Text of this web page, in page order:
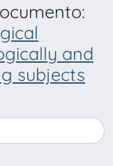
and
subjects